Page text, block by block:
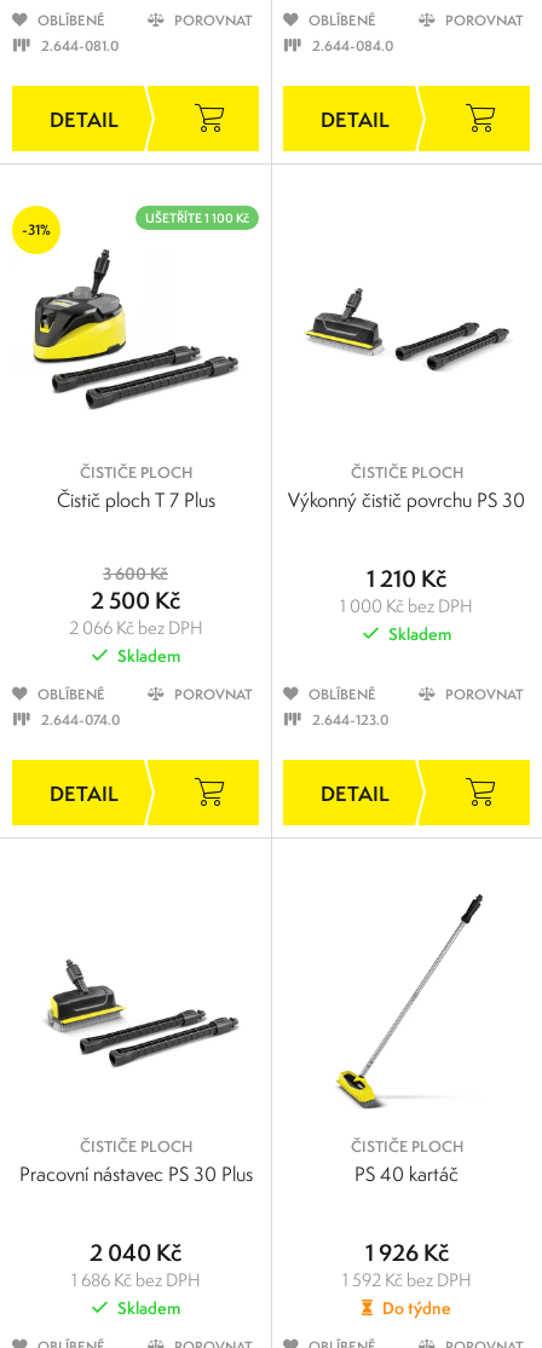
OBLÍBENÉ
POROVNAT
2.644-081.0
OBLÍBENÉ
POROVNAT
2.644-084.0
-31%
UŠETŘÍTE 1 100 Kč
ČISTIČE PLOCH
Čistič ploch T 7 Plus
3 600 Kč
2 500 Kč
2 066 Kč bez DPH
Skladem
OBLÍBENÉ
POROVNAT
2.644-074.0
ČISTIČE PLOCH
Výkonný čistič povrchu PS 30
1 210 Kč
1 000 Kč bez DPH
Skladem
OBLÍBENÉ
POROVNAT
2.644-123.0
ČISTIČE PLOCH
Pracovní nástavec PS 30 Plus
2 040 Kč
1 686 Kč bez DPH
Skladem
ČISTIČE PLOCH
PS 40 kartáč
1 926 Kč
1 592 Kč bez DPH
Do týdne